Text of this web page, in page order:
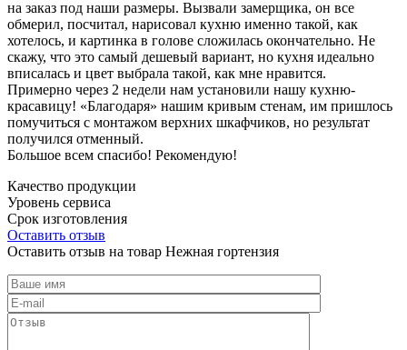
на заказ под наши размеры. Вызвали замерщика, он все
обмерил, посчитал, нарисовал кухню именно такой, как
хотелось, и картинка в голове сложилась окончательно. Не
скажу, что это самый дешевый вариант, но кухня идеально
вписалась и цвет выбрала такой, как мне нравится.
Примерно через 2 недели нам установили нашу кухню-
красавицу! «Благодаря» нашим кривым стенам, им пришлось
помучиться с монтажом верхних шкафчиков, но результат
получился отменный.
Большое всем спасибо! Рекомендую!
Качество продукции
Уровень сервиса
Срок изготовления
Оставить отзыв
Оставить отзыв на товар Нежная гортензия